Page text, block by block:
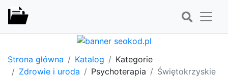
Strona główna Katalog
Kategorie
Zdrowie i uroda
Psychoterapia Świętokrzyskie